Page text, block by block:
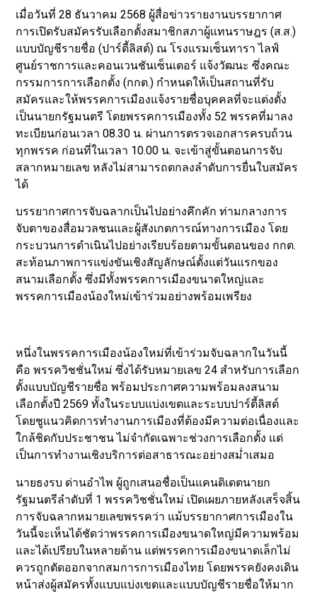
เมื่อวันที่ 28 ธันวาคม 2568 ผู้สื่อข่าวรายงานบรรยากาศ
การเปิดรับสมัครรับเลือกตั้งสมาชิกสภาผู้แทนราษฎร (ส.ส.)
แบบบัญชีรายชื่อ (ปาร์ตี้ลิสต์) ณ โรงแรมเซ็นทารา ไลฟ์
ศูนย์ราชการและคอนเวนชันเซ็นเตอร์ แจ้งวัฒนะ ซึ่งคณะ
กรรมการการเลือกตั้ง (กกต.) กำหนดให้เป็นสถานที่รับ
สมัครและให้พรรคการเมืองแจ้งรายชื่อบุคคลที่จะแต่งตั้ง
เป็นนายกรัฐมนตรี โดยพรรคการเมืองทั้ง 52 พรรคที่มาลง
ทะเบียนก่อนเวลา 08.30 น. ผ่านการตรวจเอกสารครบถ้วน
ทุกพรรค ก่อนที่ในเวลา 10.00 น. จะเข้าสู่ขั้นตอนการจับ
สลากหมายเลข หลังไม่สามารถตกลงลำดับการยื่นใบสมัคร
ได้
บรรยากาศการจับฉลากเป็นไปอย่างคึกคัก ท่ามกลางการ
จับตาของสื่อมวลชนและผู้สังเกตการณ์ทางการเมือง โดย
กระบวนการดำเนินไปอย่างเรียบร้อยตามขั้นตอนของ กกต.
สะท้อนภาพการแข่งขันเชิงสัญลักษณ์ตั้งแต่วันแรกของ
สนามเลือกตั้ง ซึ่งมีทั้งพรรคการเมืองขนาดใหญ่และ
พรรคการเมืองน้องใหม่เข้าร่วมอย่างพร้อมเพรียง
หนึ่งในพรรคการเมืองน้องใหม่ที่เข้าร่วมจับฉลากในวันนี้
คือ พรรควิชชั่นใหม่ ซึ่งได้รับหมายเลข 24 สำหรับการเลือก
ตั้งแบบบัญชีรายชื่อ พร้อมประกาศความพร้อมลงสนาม
เลือกตั้งปี 2569 ทั้งในระบบแบ่งเขตและระบบปาร์ตี้ลิสต์
โดยชูแนวคิดการทำงานการเมืองที่ต้องมีความต่อเนื่องและ
ใกล้ชิดกับประชาชน ไม่จำกัดเฉพาะช่วงการเลือกตั้ง แต่
เป็นการทำงานเชิงบริการต่อสาธารณะอย่างสม่ำเสมอ
นายธงรบ ด่านอำไพ ผู้ถูกเสนอชื่อเป็นแคนดิเดตนายก
รัฐมนตรีลำดับที่ 1 พรรควิชชั่นใหม่ เปิดเผยภายหลังเสร็จสิ้น
การจับฉลากหมายเลขพรรคว่า แม้บรรยากาศการเมืองใน
วันนี้จะเห็นได้ชัดว่าพรรคการเมืองขนาดใหญ่มีความพร้อม
และได้เปรียบในหลายด้าน แต่พรรคการเมืองขนาดเล็กไม่
ควรถูกตัดออกจากสมการการเมืองไทย โดยพรรคยังคงเดิน
หน้าส่งผู้สมัครทั้งแบบแบ่งเขตและแบบบัญชีรายชื่อให้มาก